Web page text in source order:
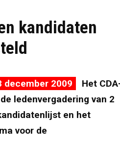
kandidaten
december 2009
Het
ledenvergadering van 2
en het
voor de